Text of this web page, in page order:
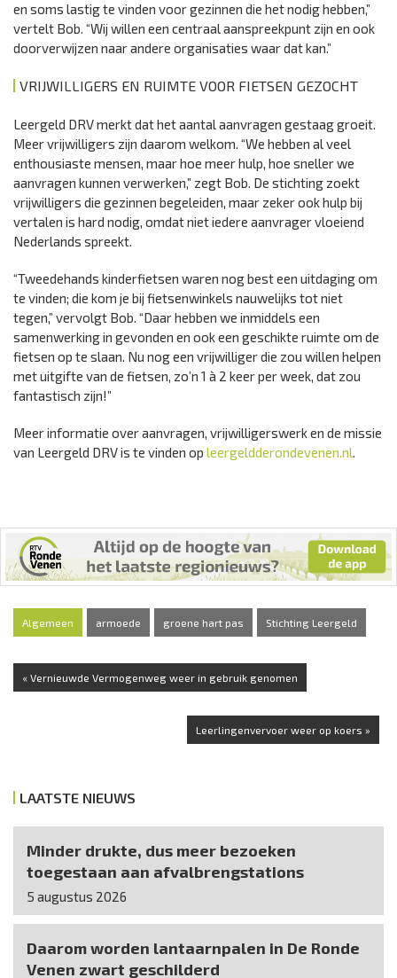
en soms lastig te vinden voor gezinnen die het nodig hebben,”
vertelt Bob. “Wij willen een centraal aanspreekpunt zijn en ook
doorverwijzen naar andere organisaties waar dat kan.”
VRIJWILLIGERS EN RUIMTE VOOR FIETSEN GEZOCHT
Leergeld DRV merkt dat het aantal aanvragen gestaag groeit.
Meer vrijwilligers zijn daarom welkom. “We hebben al veel
enthousiaste mensen, maar hoe meer hulp, hoe sneller we
aanvragen kunnen verwerken,” zegt Bob. De stichting zoekt
vrijwilligers die gezinnen begeleiden, maar zeker ook hulp bij
vertalen is hard nodig, omdat niet iedere aanvrager vloeiend
Nederlands spreekt.
“Tweedehands kinderfietsen waren nog best een uitdaging om
te vinden; die kom je bij fietsenwinkels nauwelijks tot niet
tegen,” vervolgt Bob. “Daar hebben we inmiddels een
samenwerking in gevonden en ook een geschikte ruimte om de
fietsen op te slaan. Nu nog een vrijwilliger die zou willen helpen
met uitgifte van de fietsen, zo’n 1 à 2 keer per week, dat zou
fantastisch zijn!”
Meer informatie over aanvragen, vrijwilligerswerk en de missie
van Leergeld DRV is te vinden op leergeldderondevenen.nl.
Algemeen armoede groene hart pas Stichting Leergeld
« Vernieuwde Vermogenweg weer in gebruik genomen
Leerlingenvervoer weer op koers »
LAATSTE NIEUWS
Minder drukte, dus meer bezoeken
toegestaan aan afvalbrengstations
5 augustus 2026
Daarom worden lantaarnpalen in De Ronde
Venen zwart geschilderd